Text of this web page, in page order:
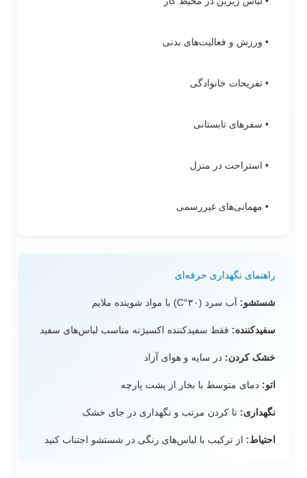
• ورزش و فعالیت‌های بدنی
• تفریحات خانوادگی
• سفرهای تابستانی
• استراحت در منزل
• مهمانی‌های غیررسمی
راهنمای نگهداری حرفه‌ای
شستشو: آب سرد (۳۰°C) با مواد شوینده ملایم
سفیدکننده: فقط سفیدکننده اکسیژنه مناسب لباس‌های سفید
خشک کردن: در سایه و هوای آزاد
اتو: دمای متوسط با بخار از پشت پارچه
نگهداری: تا کردن مرتب و نگهداری در جای خشک
احتیاط: از ترکیب با لباس‌های رنگی در شستشو اجتناب کنید